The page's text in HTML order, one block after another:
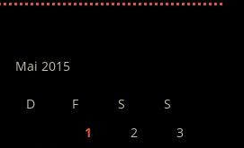
Mai 2015
D F S
S
1
2
3